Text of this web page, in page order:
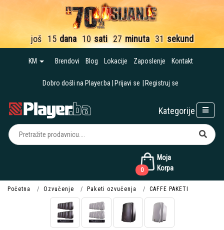
još 15 dana 10 sati 27 minuta 31 sekund
KM Brendovi Blog Lokacije Zaposlenje Kontakt
Dobro došli na Player.ba Prijavi se Registruj se
Moja
Korpa
0
Kategorije
Početna Ozvučenje Paketi ozvučenja CAFFE PAKETI